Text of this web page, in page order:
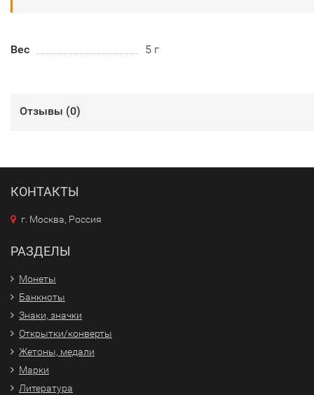
Вес 5 г
Отзывы (0)
КОНТАКТЫ
г. Москва, Россия
РАЗДЕЛЫ
Монеты
Банкноты
Знаки, значки
Открытки/конверты
Жетоны, медали
Марки
Литература